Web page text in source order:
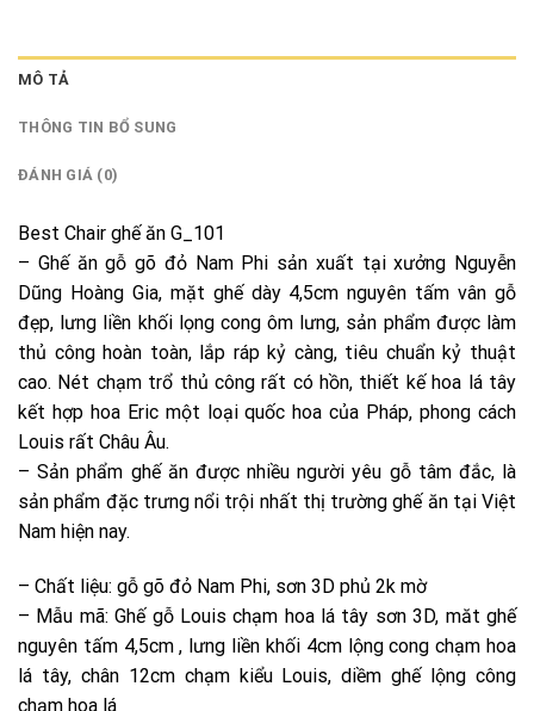
MÔ TẢ
THÔNG TIN BỔ SUNG
ĐÁNH GIÁ (0)
Best Chair ghế ăn G_101
– Ghế ăn gỗ gõ đỏ Nam Phi sản xuất tại xưởng Nguyễn
Dũng Hoàng Gia, mặt ghế dày 4,5cm nguyên tấm vân gỗ
đẹp, lưng liền khối lọng cong ôm lưng, sản phẩm được làm
thủ công hoàn toàn, lắp ráp kỷ càng, tiêu chuẩn kỷ thuật
cao. Nét chạm trổ thủ công rất có hồn, thiết kế hoa lá tây
kết hợp hoa Eric một loại quốc hoa của Pháp, phong cách
Louis rất Châu Âu.
– Sản phẩm ghế ăn được nhiều người yêu gỗ tâm đắc, là
sản phẩm đặc trưng nổi trội nhất thị trường ghế ăn tại Việt
Nam hiện nay.
– Chất liệu: gỗ gõ đỏ Nam Phi, sơn 3D phủ 2k mờ
– Mẫu mã: Ghế gỗ Louis chạm hoa lá tây sơn 3D, măt ghế
nguyên tấm 4,5cm , lưng liền khối 4cm lộng cong chạm hoa
lá tây, chân 12cm chạm kiểu Louis, diềm ghế lộng công
chạm hoa lá